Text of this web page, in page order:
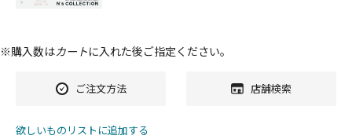
※購入数はカートに入れた後ご指定ください。
ご注文方法 店舗検索
欲しいものリストに追加する